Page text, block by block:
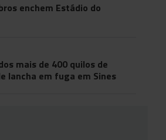
enchem Estádio do
mais de 400 quilos de
lancha em fuga em Sines